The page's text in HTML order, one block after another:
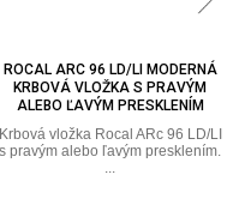
ROCAL ARC 73 TC KRBOVÁ
VLOŽKA S TROJSTRANNÝM
PRESKLENÍM
Krbová vložka Rocal ARc 73 TC s
trojstranným presklením
vyrobená z ...